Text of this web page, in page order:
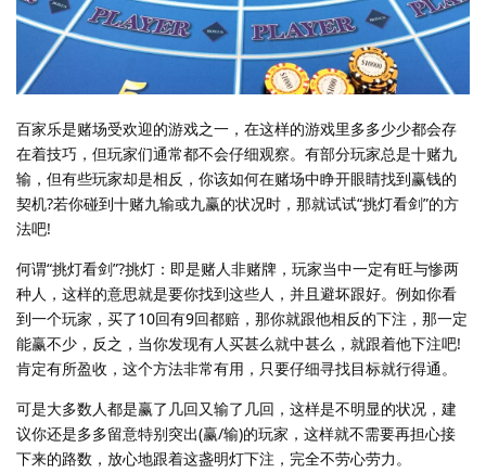
百家乐是赌场受欢迎的游戏之一，在这样的游戏里多多少少都会存
在着技巧，但玩家们通常都不会仔细观察。有部分玩家总是十赌九
输，但有些玩家却是相反，你该如何在赌场中睁开眼睛找到赢钱的
契机?若你碰到十赌九输或九赢的状况时，那就试试“挑灯看剑”的方
法吧!
何谓“挑灯看剑”?挑灯：即是赌人非赌牌，玩家当中一定有旺与惨两
种人，这样的意思就是要你找到这些人，并且避坏跟好。例如你看
到一个玩家，买了10回有9回都赔，那你就跟他相反的下注，那一定
能赢不少，反之，当你发现有人买甚么就中甚么，就跟着他下注吧!
肯定有所盈收，这个方法非常有用，只要仔细寻找目标就行得通。
可是大多数人都是赢了几回又输了几回，这样是不明显的状况，建
议你还是多多留意特别突出(赢/输)的玩家，这样就不需要再担心接
下来的路数，放心地跟着这盏明灯下注，完全不劳心劳力。